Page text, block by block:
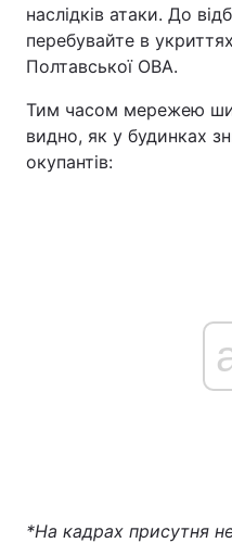
наслідків атаки. До
перебувайте в
Полтавської ОВА.
Тим часом мережею
видно, як у будинках
окупантів:
*На кадрах присутня